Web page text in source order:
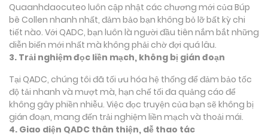
Quaanhdaocuteo luôn cập nhật các chương mới của Búp
bê Collen nhanh nhất, đảm bảo bạn không bỏ lỡ bất kỳ chi
tiết nào. Với QADC, bạn luôn là người đầu tiên nắm bắt những
diễn biến mới nhất mà không phải chờ đợi quá lâu.
3. Trải nghiệm đọc liền mạch, không bị gián đoạn
Tại QADC, chúng tôi đã tối ưu hóa hệ thống để đảm bảo tốc
độ tải nhanh và mượt mà, hạn chế tối đa quảng cáo để
không gây phiền nhiễu. Việc đọc truyện của bạn sẽ không bị
gián đoạn, mang đến trải nghiệm liền mạch và thoải mái.
4. Giao diện QADC thân thiện, dễ thao tác